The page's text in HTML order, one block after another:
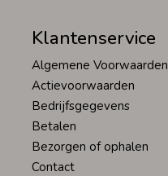
Klantenservice
Algemene Voorwaarden
Actievoorwaarden
Bedrijfsgegevens
Betalen
Bezorgen of ophalen
Contact